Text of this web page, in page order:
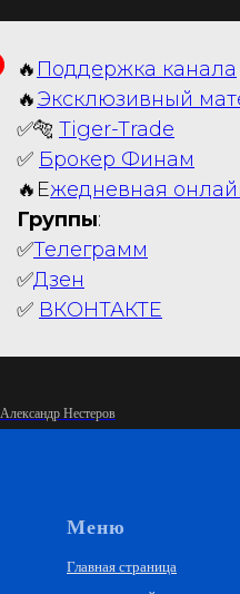
🔥 Поддержка канала
🔥Эксклюзивный
✅🐅 Tiger-Trade
✅ Брокер Финам
🔥Ежедневная
Группы:
✅Телеграмм
✅Дзен
✅ ВКОНТАКТЕ
Александр Нестеров
Меню
Главная страница